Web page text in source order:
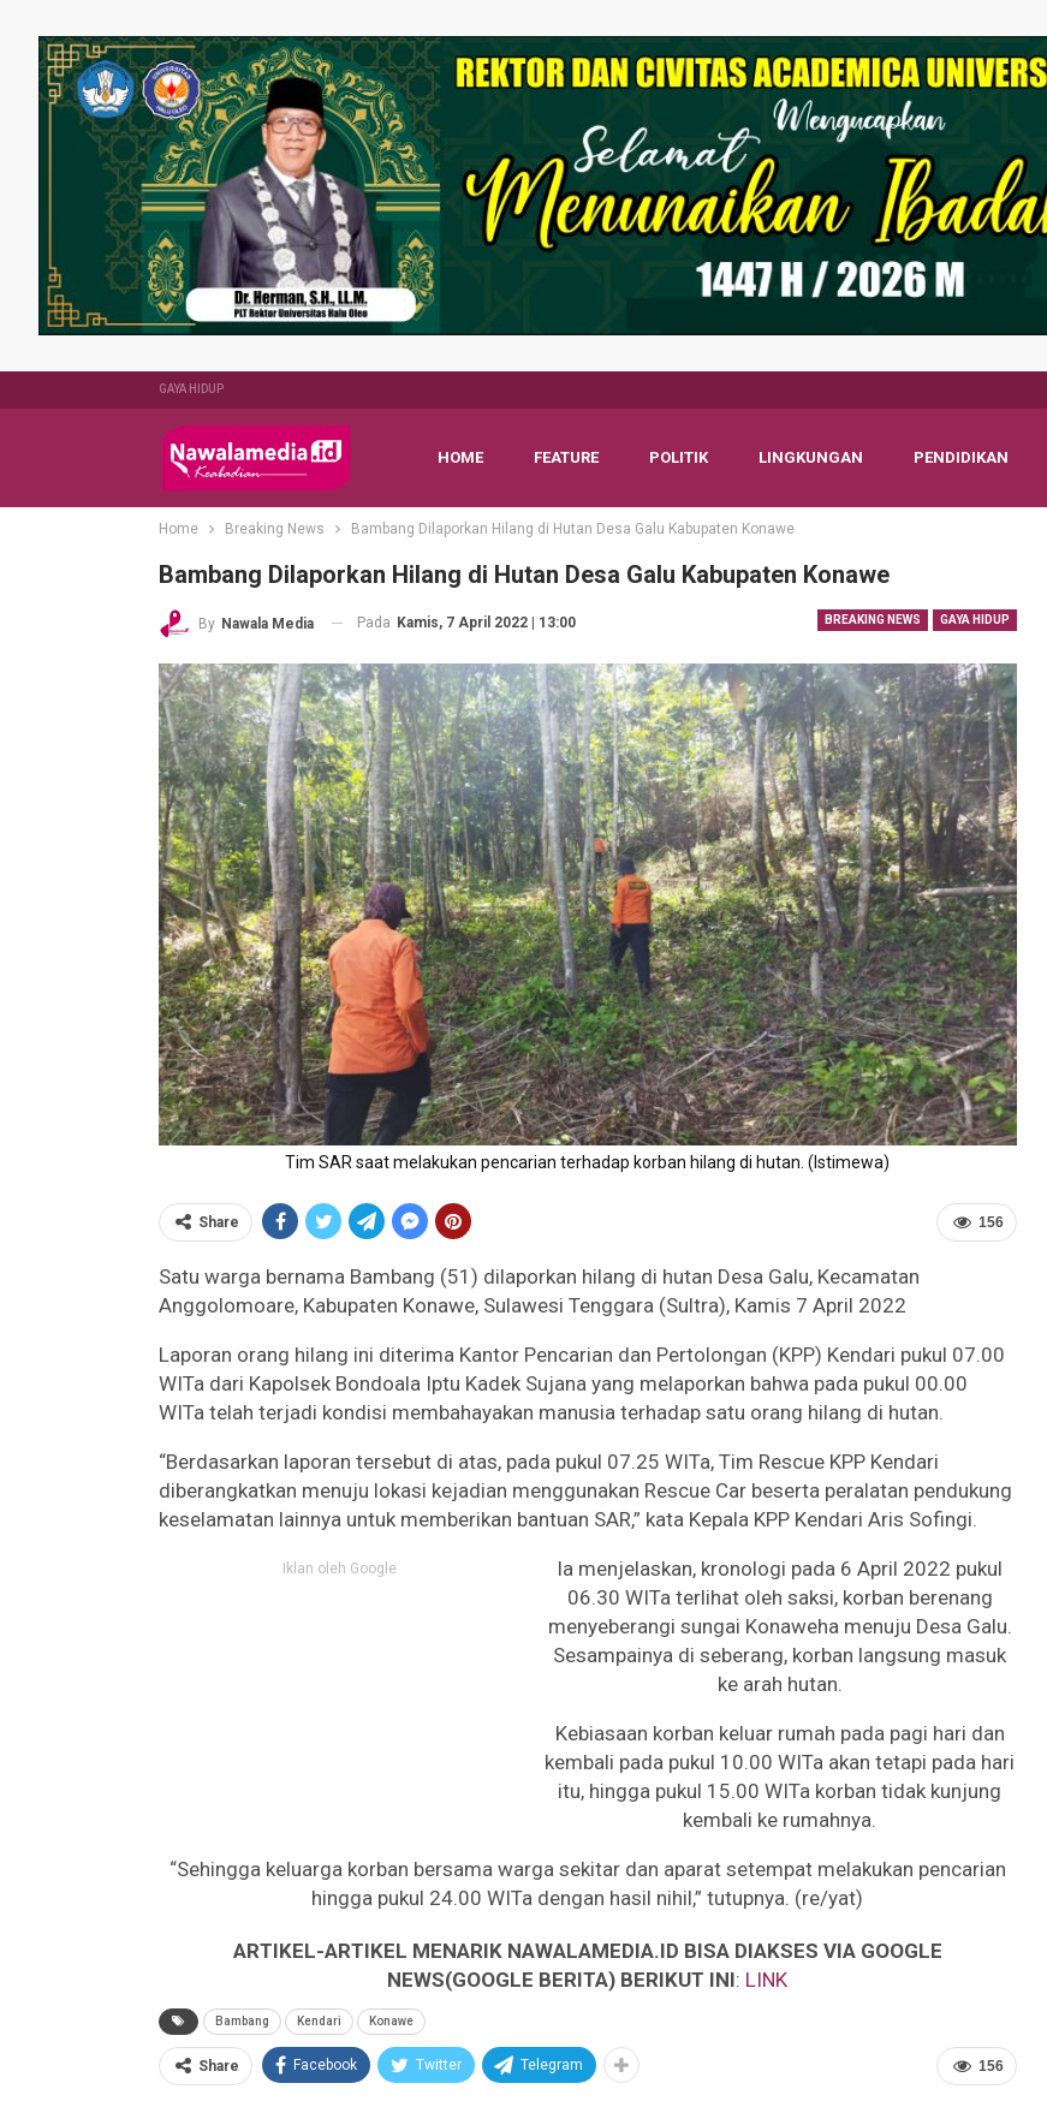
GAYA HIDUP
HOME FEATURE POLITIK LINGKUNGAN PENDIDIKAN
Home Breaking News Bambang Dilaporkan Hilang di Hutan Desa Galu Kabupaten Konawe
Bambang Dilaporkan Hilang di Hutan Desa Galu Kabupaten Konawe
BREAKING NEWS GAYA HIDUP
By Nawala Media Pada Kamis, 7 April 2022 | 13:00
Tim SAR saat melakukan pencarian terhadap korban hilang di hutan. (Istimewa)
156
Share
Satu warga bernama Bambang (51) dilaporkan hilang di hutan Desa Galu, Kecamatan
Anggolomoare, Kabupaten Konawe, Sulawesi Tenggara (Sultra), Kamis 7 April 2022
Laporan orang hilang ini diterima Kantor Pencarian dan Pertolongan (KPP) Kendari pukul 07.00
WITa dari Kapolsek Bondoala Iptu Kadek Sujana yang melaporkan bahwa pada pukul 00.00
WITa telah terjadi kondisi membahayakan manusia terhadap satu orang hilang di hutan.
“Berdasarkan laporan tersebut di atas, pada pukul 07.25 WITa, Tim Rescue KPP Kendari
diberangkatkan menuju lokasi kejadian menggunakan Rescue Car beserta peralatan pendukung
keselamatan lainnya untuk memberikan bantuan SAR,” kata Kepala KPP Kendari Aris Sofingi.
Iklan oleh Google
Ia menjelaskan, kronologi pada 6 April 2022 pukul
06.30 WITa terlihat oleh saksi, korban berenang
menyeberangi sungai Konaweha menuju Desa Galu.
Sesampainya di seberang, korban langsung masuk
ke arah hutan.
Kebiasaan korban keluar rumah pada pagi hari dan
kembali pada pukul 10.00 WITa akan tetapi pada hari
itu, hingga pukul 15.00 WITa korban tidak kunjung
kembali ke rumahnya.
“Sehingga keluarga korban bersama warga sekitar dan aparat setempat melakukan pencarian
hingga pukul 24.00 WITa dengan hasil nihil,” tutupnya. (re/yat)
ARTIKEL-ARTIKEL MENARIK NAWALAMEDIA.ID BISA DIAKSES VIA GOOGLE
NEWS(GOOGLE BERITA) BERIKUT INI: LINK
Bambang Kendari Konawe
156
Share Facebook Twitter Telegram